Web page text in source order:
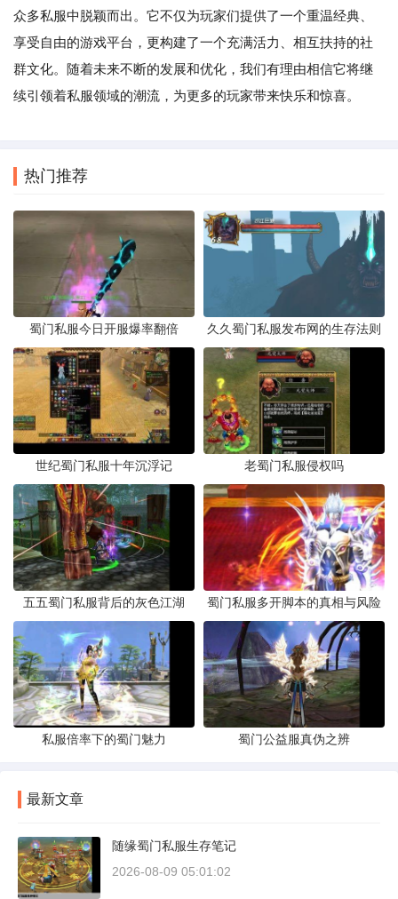
众多私服中脱颖而出。它不仅为玩家们提供了一个重温经典、
享受自由的游戏平台，更构建了一个充满活力、相互扶持的社
群文化。随着未来不断的发展和优化，我们有理由相信它将继
续引领着私服领域的潮流，为更多的玩家带来快乐和惊喜。
热门推荐
蜀门私服今日开服爆率翻倍 久久蜀门私服发布网的生存法则
世纪蜀门私服十年沉浮记 老蜀门私服侵权吗
五五蜀门私服背后的灰色江湖 蜀门私服多开脚本的真相与风险
私服倍率下的蜀门魅力 蜀门公益服真伪之辨
最新文章
随缘蜀门私服生存笔记
2026-08-09 05:01:02